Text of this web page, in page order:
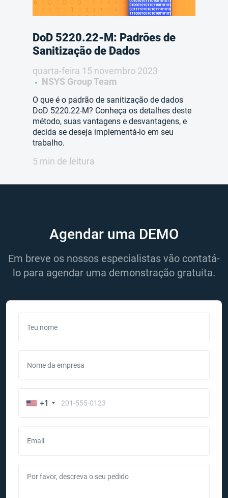
DoD 5220.22-M: Padrões de
Sanitização de Dados
quarta-feira 15 novembro 2023
NSYS Group Team
O que é o padrão de sanitização de dados
DoD 5220.22-M? Conheça os detalhes deste
método, suas vantagens e desvantagens, e
decida se deseja implementá-lo em seu
trabalho.
5 min de leitura
Agendar uma DEMO
Em breve os nossos especialistas vão contatá-
lo para agendar uma demonstração gratuita.
Teu nome
Nome da empresa
+1
Email
Por favor, descreva o seu pedido